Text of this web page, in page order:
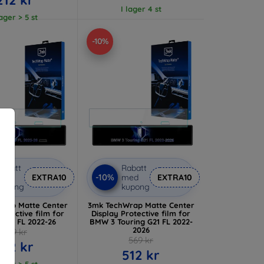
> 5 st
I lager 4 st
Rabatt
kupong
EXTRA10
Matte Center
film for
G20 FL 2022-26
569 kr
512 kr
-10%
-10%
Rabatt
med
kupong
EXTRA10
3mk TechWrap Matte Center
Display Protective film for
BMW 3 Touring G21 FL 2022-
2026
569 kr
512 kr